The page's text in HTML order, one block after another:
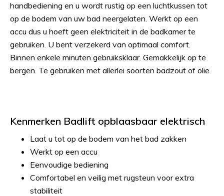
handbediening en u wordt rustig op een luchtkussen tot
op de bodem van uw bad neergelaten. Werkt op een
accu dus u hoeft geen elektriciteit in de badkamer te
gebruiken. U bent verzekerd van optimaal comfort.
Binnen enkele minuten gebruiksklaar. Gemakkelijk op te
bergen. Te gebruiken met allerlei soorten badzout of olie.
Kenmerken Badlift opblaasbaar elektrisch
Laat u tot op de bodem van het bad zakken
Werkt op een accu
Eenvoudige bediening
Comfortabel en veilig met rugsteun voor extra
stabiliteit